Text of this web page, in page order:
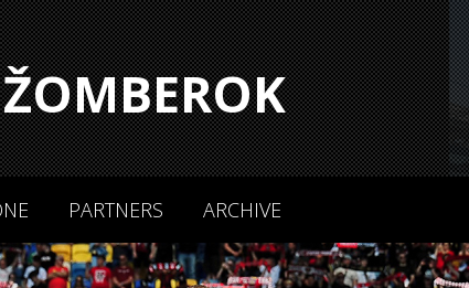
PARTNERS ARCHIVE